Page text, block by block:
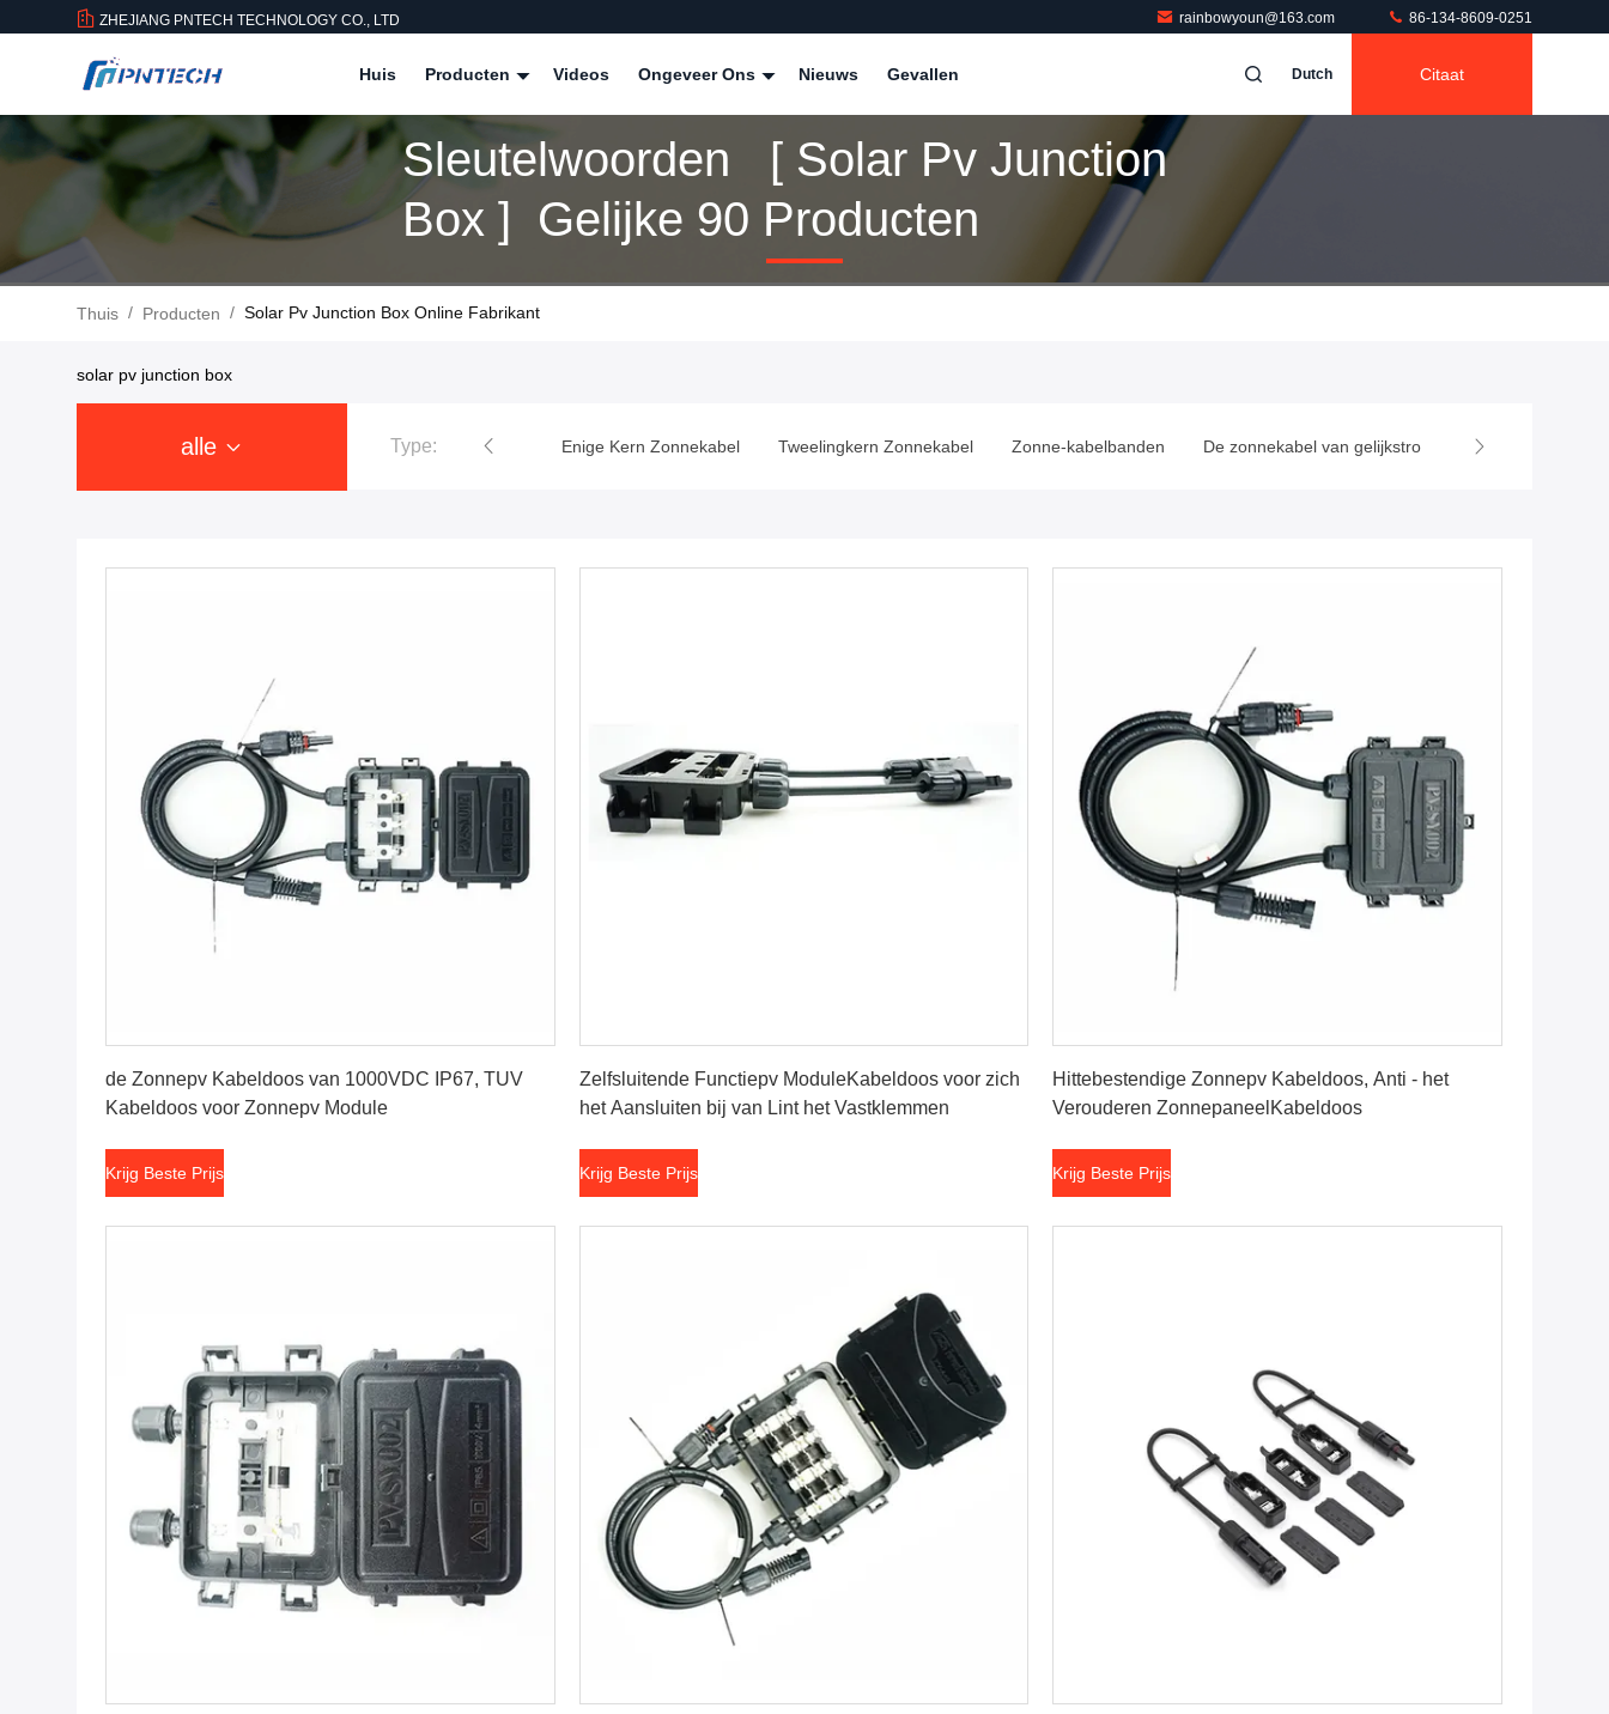
ZHEJIANG PNTECH TECHNOLOGY CO., LTD rainbowyoun@163.com 86-134-8609-0251
Huis Producten Videos Ongeveer Ons Nieuws Gevallen Dutch Citaat
Sleutelwoorden [ Solar Pv Junction
Box ] Gelijke 90 Producten
Thuis / Producten / Solar Pv Junction Box Online Fabrikant
solar pv junction box
alle Type:
Zonnepv Kabel Enige Kern Zonnekabel Tweelingkern Zonnekabel Zonne-kabelbanden De zonnekabel van gelijkstroom
de Zonnepv Kabeldoos van 1000VDC IP67, TUV
Kabeldoos voor Zonnepv Module
Krijg Beste Prijs
Zelfsluitende Functiepv ModuleKabeldoos voor zich
het Aansluiten bij van Lint het Vastklemmen
Krijg Beste Prijs
Hittebestendige Zonnepv Kabeldoos, Anti - het
Verouderen ZonnepaneelKabeldoos
Krijg Beste Prijs